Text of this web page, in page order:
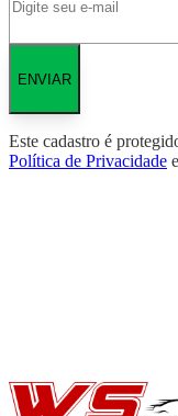
ENVIAR
Este cadastro é
Política de Privacidade